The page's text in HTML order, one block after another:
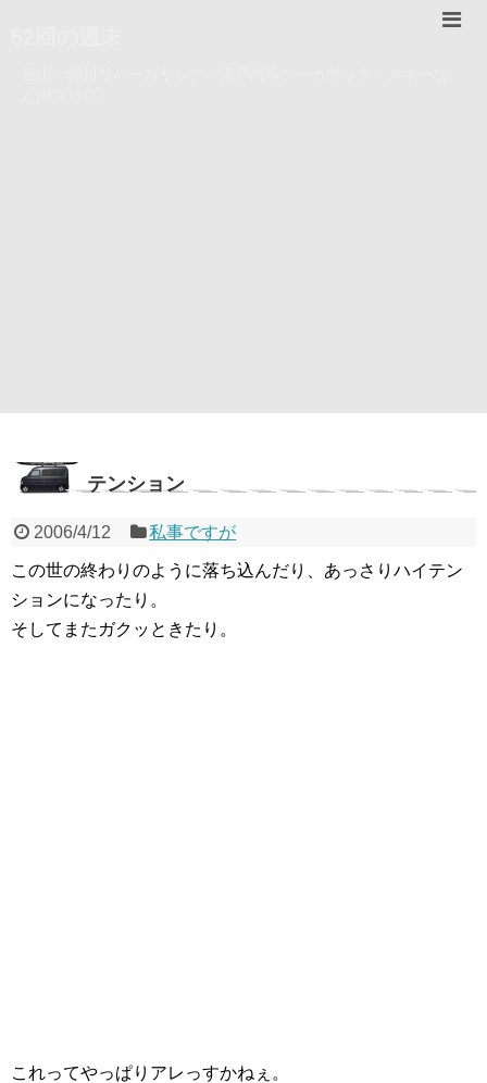
テンション
2006/4/12 私事ですが
この世の終わりのように落ち込んだり、あっさりハイテン
ションになったり。
そしてまたガクッときたり。
これってやっぱりアレっすかねぇ。